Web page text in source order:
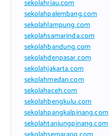
sekolahriau.com
sekolahpalembang.com
sekolahlampung.com
sekolahsamarinda.com
sekolahbandung.com
sekolahdenpasar.com
sekolahjakarta.com
sekolahmedan.com
sekolahaceh.com
sekolahbengkulu.com
sekolahpangkalpinang.com
sekolahtanjungpinang.com